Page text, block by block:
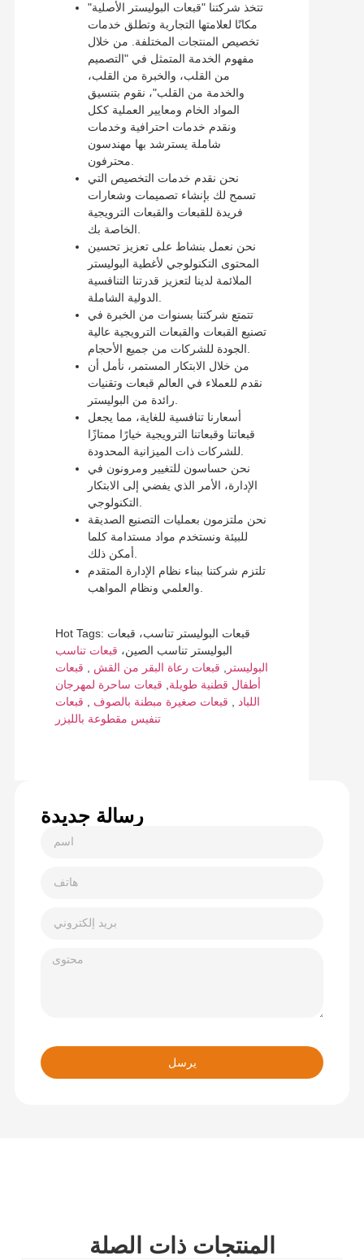
تتخذ شركتنا "قبعات البوليستر الأصلية"
مكانًا لعلامتها التجارية وتطلق خدمات
تخصيص المنتجات المختلفة. من خلال
مفهوم الخدمة المتمثل في "التصميم
من القلب، والخبرة من القلب،
والخدمة من القلب"، نقوم بتنسيق
المواد الخام ومعايير العملية ككل
ونقدم خدمات احترافية وخدمات
شاملة يسترشد بها مهندسون
نحن نقدم خدمات التخصيص التي
تسمح لك بإنشاء تصميمات وشعارات
فريدة للقبعات والقبعات الترويجية
نحن نعمل بنشاط على تعزيز تحسين
المحتوى التكنولوجي لأغطية البوليستر
الملائمة لدينا لتعزيز قدرتنا التنافسية
تتمتع شركتنا بسنوات من الخبرة في
تصنيع القبعات والقبعات الترويجية عالية
من خلال الابتكار المستمر، نأمل أن
نقدم للعملاء في العالم قبعات وتقنيات
أسعارنا تنافسية للغاية، مما يجعل
قبعاتنا وقبعاتنا الترويجية خيارًا ممتازًا
نحن حساسون للتغيير ومرونون في
الإدارة، الأمر الذي يفضي إلى الابتكار
نحن ملتزمون بعمليات التصنيع الصديقة
للبيئة ونستخدم مواد مستدامة كلما
تلتزم شركتنا ببناء نظام الإدارة المتقدم
Hot Tags: قبعات البوليستر تناسب، قبعات
البوليستر تناسب الصين، قبعات تناسب
البوليستر , قبعات رعاة البقر من القش , قبعات
أطفال قطنية طويلة, قبعات ساحرة لمهرجان
اللباد , قبعات صغيرة مبطنة بالصوف , قبعات
تنفيس مقطوعة بالليزر
رسالة جديدة
يرسل
المنتجات ذات الصلة